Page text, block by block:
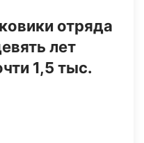
отряда
лет
1,5 тыс.